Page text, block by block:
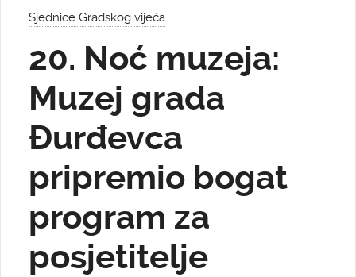
Sjednice Gradskog vijeća
20. Noć muzeja:
Muzej grada
Đurđevca
pripremio bogat
program za
posjetitelje